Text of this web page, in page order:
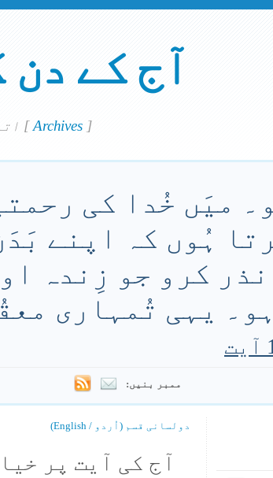
آج کے دن
[Archives ]
میَں خُدا کی
ہُوں کہ اپنے
کرو جو زِندہ
یہی تُمہاری
ممبر بنیں:
دولسانی قسم (اُردو / English)
آج کی آیت پر